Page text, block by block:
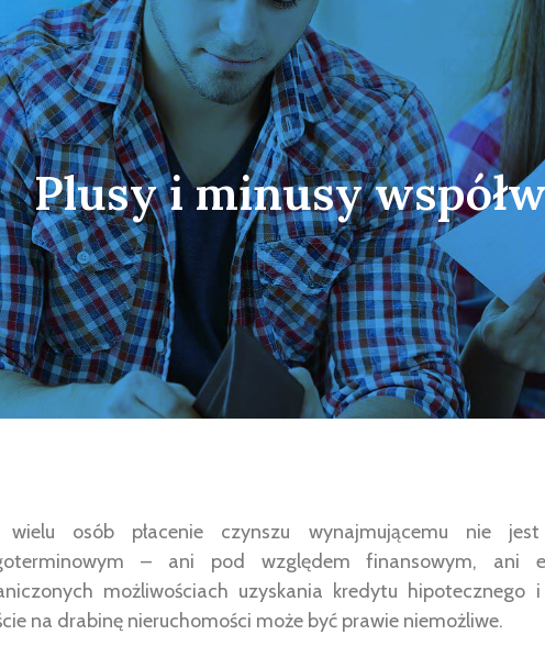
Plusy i minusy
wielu osób płacenie czynszu wynajmującemu nie jest
– ani pod względem finansowym, ani
możliwościach uzyskania kredytu hipotecznego
na drabinę nieruchomości może być prawie niemożliwe.